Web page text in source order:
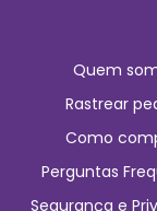
Quem
Rastrear
Como
Perguntas
Segurança e